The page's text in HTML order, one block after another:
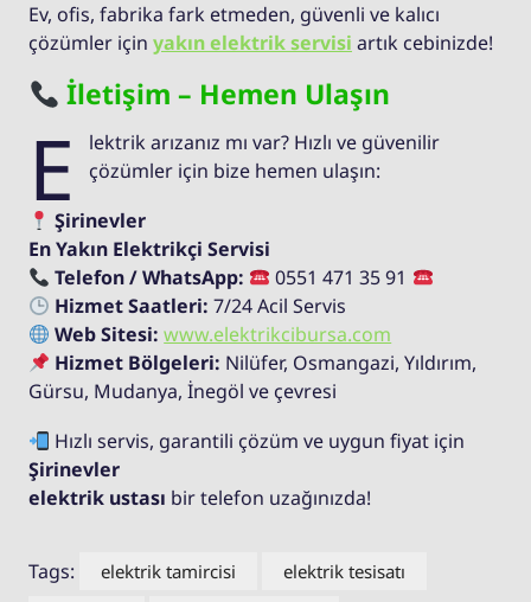
Ev, ofis, fabrika fark etmeden, güvenli ve kalıcı
çözümler için yakın elektrik servisi artık cebinizde!
İletişim – Hemen Ulaşın
E
lektrik arızanız mı var? Hızlı ve güvenilir
çözümler için bize hemen ulaşın:
Şirinevler
En Yakın Elektrikçi Servisi
Telefon / WhatsApp:
0551 471 35 91
Hizmet Saatleri: 7/24 Acil Servis
Web Sitesi: www.elektrikcibursa.com
Hizmet Bölgeleri: Nilüfer, Osmangazi, Yıldırım,
Gürsu, Mudanya, İnegöl ve çevresi
Hızlı servis, garantili çözüm ve uygun fiyat için
Şirinevler
elektrik ustası bir telefon uzağınızda!
Tags: elektrik tamircisi
elektrik tesisatı